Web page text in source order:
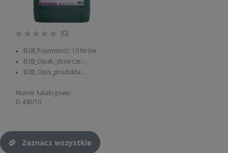
(0)
B2B_Pojemność: 10 litrów
Kanister 1 szt.
karoserii pojazdów osobowych
Numer katalogowy:
D 490/10
Zaznacz wszystkie